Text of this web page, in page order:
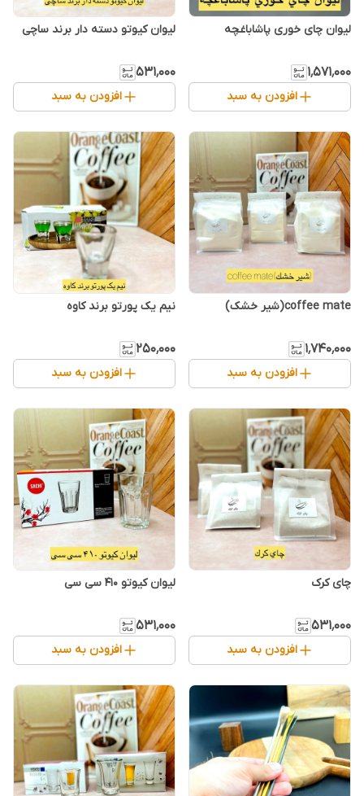
لیوان چای خوری پاشاباغچه
۱٬۵۷۱٬۰۰۰
افزودن به سبد
لیوان کیوتو دسته دار برند ساچی
۵۳۱٬۰۰۰
افزودن به سبد
coffee mate(شیر خشک)
۱٬۷۴۰٬۰۰۰
افزودن به سبد
نیم یک پورتو برند کاوه
۲۵۰٬۰۰۰
افزودن به سبد
چای کرک
۵۳۱٬۰۰۰
افزودن به سبد
لیوان کیوتو ۴۱۰ سی سی
۵۳۱٬۰۰۰
افزودن به سبد